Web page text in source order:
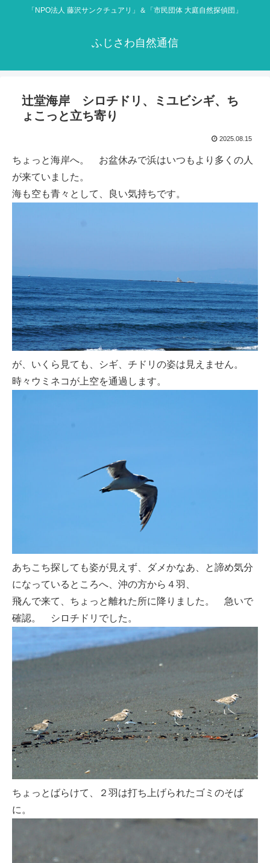
「NPO法人 藤沢サンクチュアリ」＆「市民団体 大庭自然探偵団」
ふじさわ自然通信
辻堂海岸 シロチドリ、ミユビシギ、ち
ょこっと立ち寄り
2025.08.15
ちょっと海岸へ。 お盆休みで浜はいつもより多くの人
が来ていました。
海も空も青々として、良い気持ちです。
が、いくら見ても、シギ、チドリの姿は見えません。
時々ウミネコが上空を通過します。
あちこち探しても姿が見えず、ダメかなあ、と諦め気分
になっているところへ、沖の方から４羽、
飛んで来て、ちょっと離れた所に降りました。 急いで
確認。 シロチドリでした。
ちょっとばらけて、２羽は打ち上げられたゴミのそば
に。